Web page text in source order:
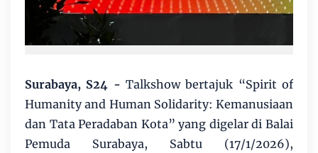
Surabaya, S24 - Talkshow bertajuk “Spirit of
Humanity and Human Solidarity: Kemanusiaan
dan Tata Peradaban Kota” yang digelar di Balai
Pemuda Surabaya, Sabtu (17/1/2026),